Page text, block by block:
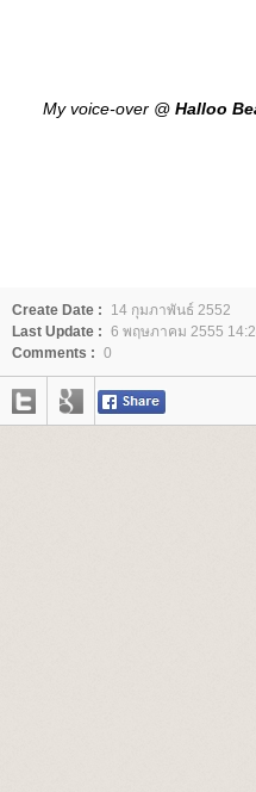
My voice-over @ Halloo
Create Date :
14 กุมภาพันธ์ 2552
Last Update : 6 พฤษภาคม 2555
Comments : 0